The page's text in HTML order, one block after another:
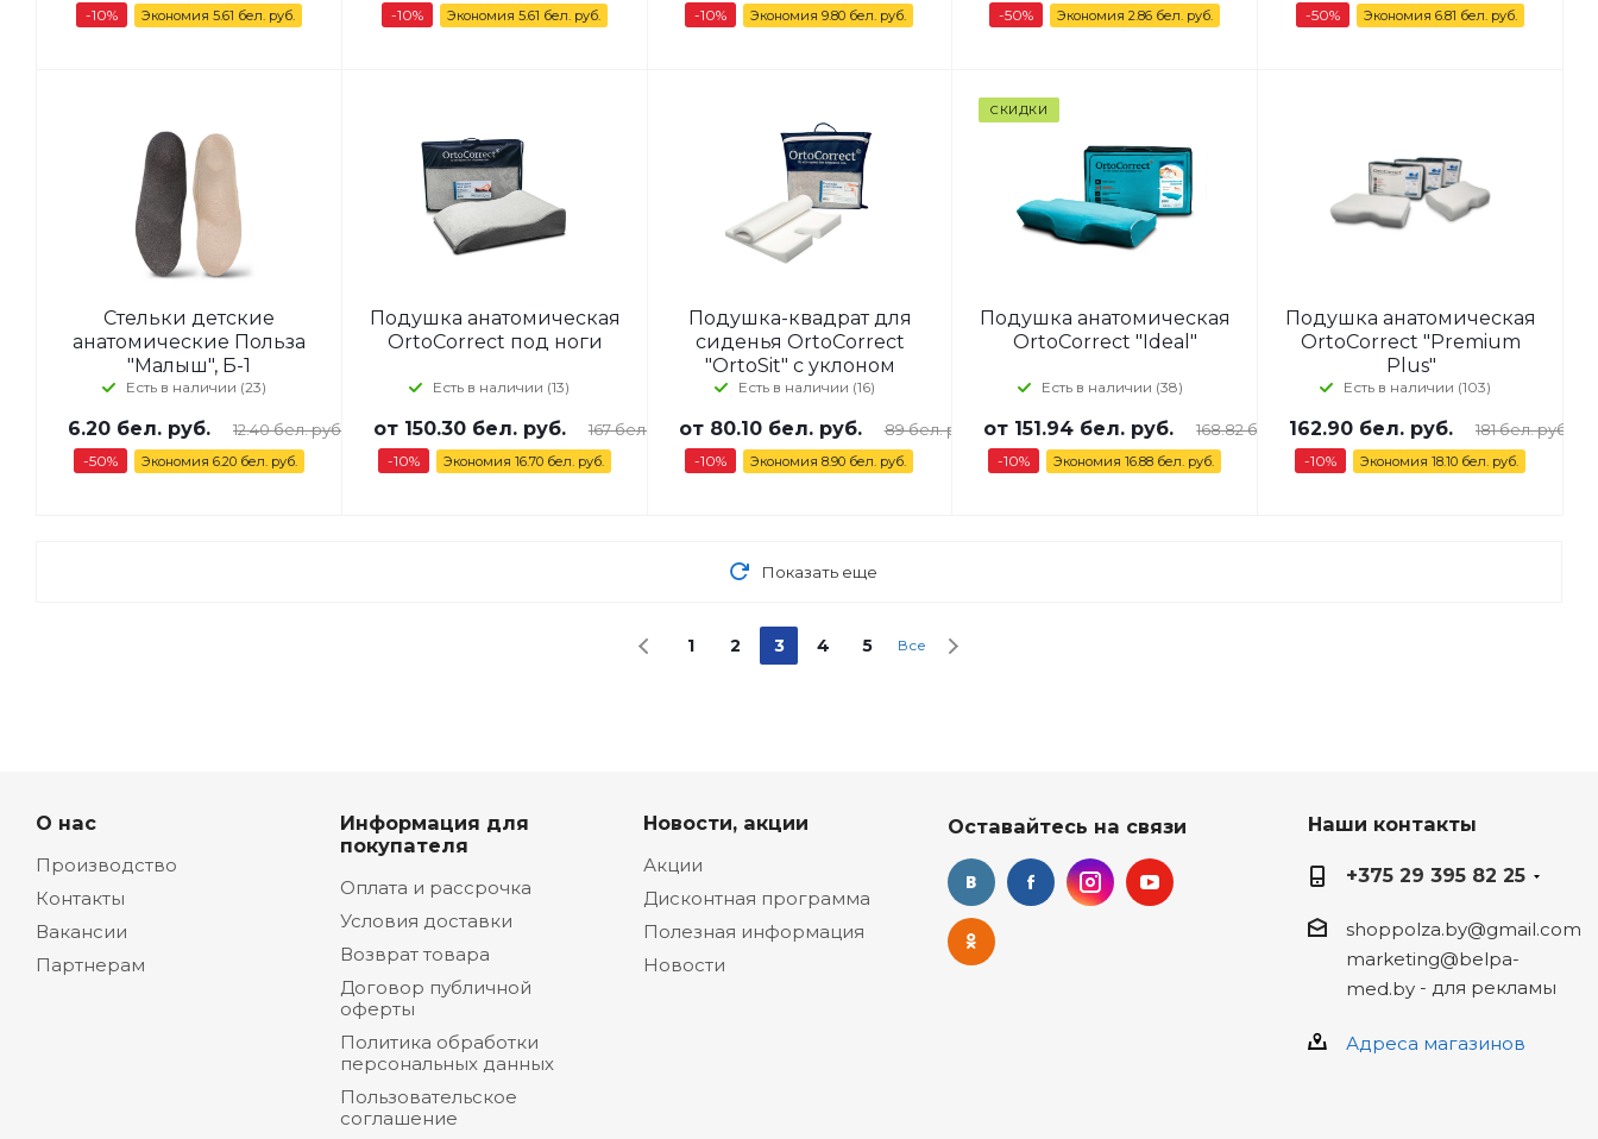
-10% Экономия 5.61 бел. руб. -10% Экономия 5.61 бел. руб. -10% Экономия9.80 бел. руб. -50% Экономия2.86 бел. руб. -50% Экономия6.81 бел. руб.
Стельки детские
анатомические Польза
"Малыш", Б-1
Есть в наличии (23)
6.20 бел. руб. 12.40бел. руб.
-50% Экономия 6.20бел. руб.
Подушка анатомическая
OrtoCorrect под ноги
Есть в наличии (13)
от 150.30 бел. руб. 167 бел. руб.
-10% Экономия 16.70 бел. руб.
Подушка-квадрат для
сиденья OrtoCorrect
"OrtoSit" с уклоном
Есть в наличии (16)
от 80.10 бел. руб. 89 бел. руб.
-10% Экономия8.90 бел. руб.
СКИДКИ
Подушка анатомическая
OrtoCorrect "Ideal"
Есть в наличии (38)
от 151.94 бел. руб. 168.82 бел. руб.
-10% Экономия16.88 бел. руб.
Подушка анатомическая
OrtoCorrect "Premium
Plus"
Есть в наличии (103)
162.90 бел. руб. 181бел. руб.
-10% Экономия18.10 бел. руб.
Показать еще
1 2 3 4 5 Все
О нас
Производство
Контакты
Вакансии
Партнерам
Информация для
покупателя
Оплата и рассрочка
Условия доставки
Возврат товара
Договор публичной
оферты
Политика обработки
персональных данных
Пользовательское
соглашение
Новости, акции
Акции
Дисконтная программа
Полезная информация
Новости
Оставайтесь на связи Наши контакты
+375 29 395 82 25
shoppolza.by@gmail.com
marketing@belpa-
med.by- для рекламы
Адреса магазинов